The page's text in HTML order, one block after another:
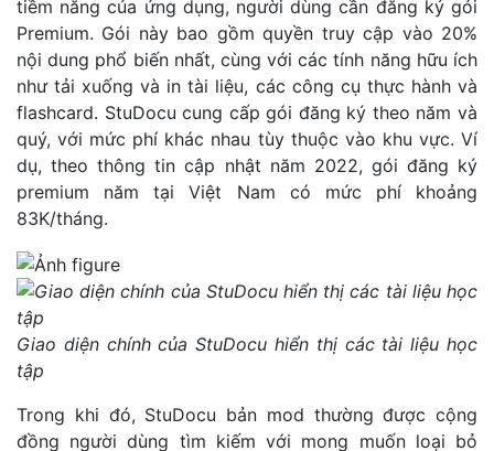
tiềm năng của ứng dụng, người dùng cần đăng ký gói
Premium. Gói này bao gồm quyền truy cập vào 20%
nội dung phổ biến nhất, cùng với các tính năng hữu ích
như tải xuống và in tài liệu, các công cụ thực hành và
flashcard. StuDocu cung cấp gói đăng ký theo năm và
quý, với mức phí khác nhau tùy thuộc vào khu vực. Ví
dụ, theo thông tin cập nhật năm 2022, gói đăng ký
premium năm tại Việt Nam có mức phí khoảng
83K/tháng.
Giao diện chính của StuDocu hiển thị các tài liệu học
tập
Trong khi đó, StuDocu bản mod thường được cộng
đồng người dùng tìm kiếm với mong muốn loại bỏ